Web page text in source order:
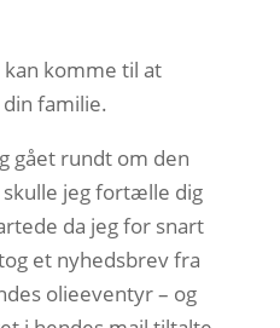
komme til at
familie.
gået rundt om den
jeg fortælle dig
da jeg for snart
et nyhedsbrev fra
olieeventyr – og